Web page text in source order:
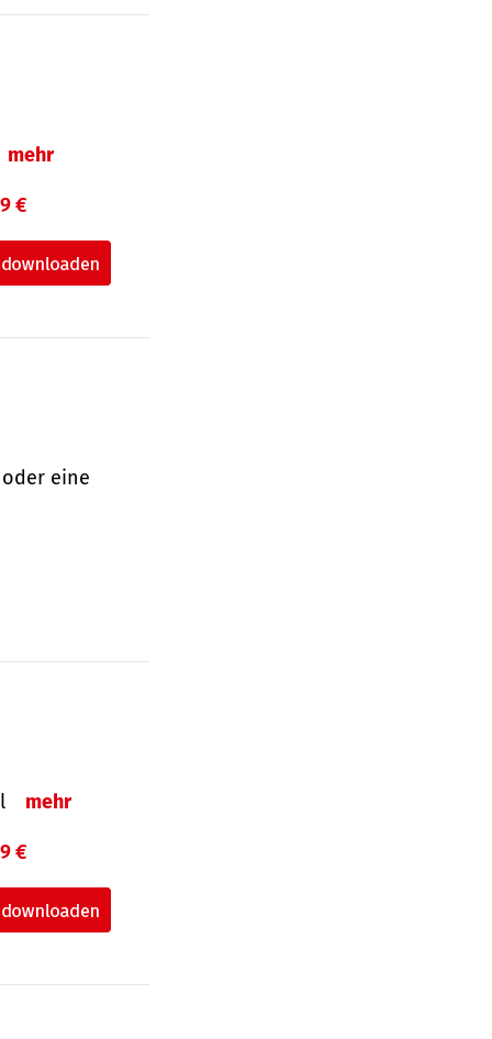
mehr
€
eine
mehr
€